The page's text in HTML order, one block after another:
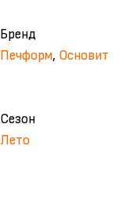
Бренд
Печформ, Основит
Сезон
Лето